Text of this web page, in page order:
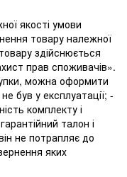
якості умови
товару належної
здійснюється
прав споживачів».
можна оформити
був у експлуатації; -
комплекту і
талон і
не потрапляє до
яких